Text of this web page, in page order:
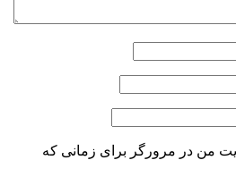
من در مرورگر برای زمانی که